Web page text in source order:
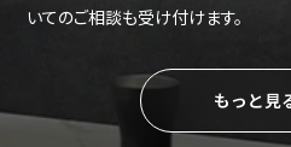
いてのご相談も受け付けます。
もっと見